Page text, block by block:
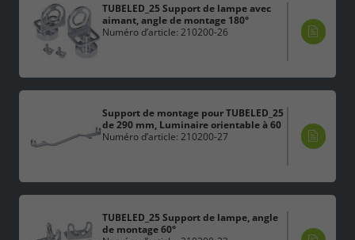
TUBELED_25 Support de lampe avec
aimant, angle de montage 180°
Numéro d’article: 210200-26
Support de montage pour TUBELED_25
de 290 mm, Luminaire orientable à 60
Numéro d’article: 210200-27
TUBELED_25 Support de lampe, angle
de montage 60°